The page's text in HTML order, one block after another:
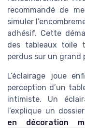
recommandé de
simuler
adhésif. Cette
des tableaux toile
perdus sur un grand
L’éclairage joue
perception d’un
intimiste. Un
l’explique un
en décoration